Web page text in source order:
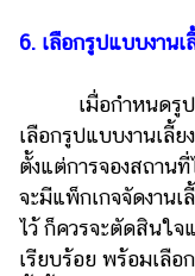
6. เลือกรูปแบบงานเ
เมื่อกำหนดรูปแบ
เลือกรูปแบบงานเลี้
ตั้งแต่การจองสถาน
จะมีแพ็กเกจจัดงานเ
ไว้ ก็ควรจะตัดสินใจ
เรียบร้อย พร้อมเลือ